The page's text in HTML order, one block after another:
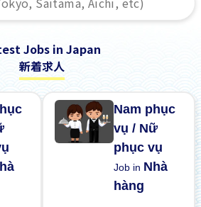
Jobs in Japan
新着求人
Nam phục
vụ / Nữ
phục vụ
Job in Nhà
hàng